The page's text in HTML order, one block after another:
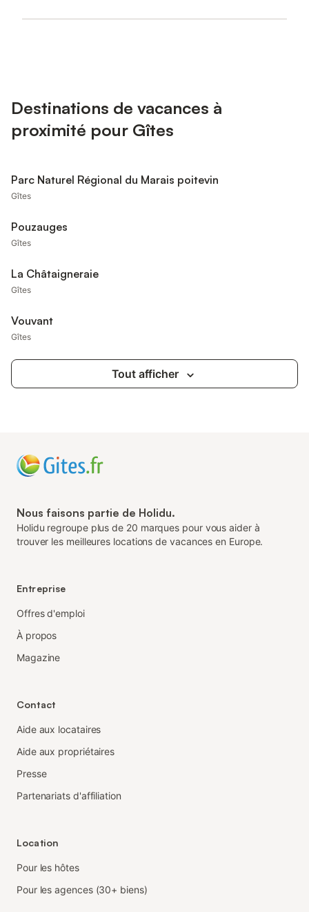
Destinations de vacances à
proximité pour Gîtes
Parc Naturel Régional du Marais poitevin
Gîtes
Pouzauges
Gîtes
La Châtaigneraie
Gîtes
Vouvant
Gîtes
Tout afficher
Nous faisons partie de Holidu.
Holidu regroupe plus de 20 marques pour vous aider à
trouver les meilleures locations de vacances en Europe.
Entreprise
Offres d'emploi
À propos
Magazine
Contact
Aide aux locataires
Aide aux propriétaires
Presse
Partenariats d'affiliation
Location
Pour les hôtes
Pour les agences (30+ biens)